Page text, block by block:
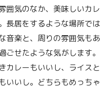
囲気のなか、美味しいカレ
長居をするような場所では
音楽と、周りの雰囲気もあ
ごせたような気がします。
カレーもいいし、ライスと
いいし。どちらもめっちゃ